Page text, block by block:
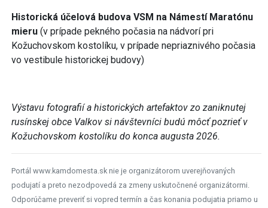
Historická účelová budova VSM na Námestí Maratónu
mieru (v prípade pekného počasia na nádvorí pri
Kožuchovskom kostolíku, v prípade nepriaznivého počasia
vo vestibule historickej budovy)
Výstavu fotografií a historických artefaktov zo zaniknutej
rusínskej obce Valkov si návštevníci budú môcť pozrieť v
Kožuchovskom kostolíku do konca augusta 2026.
Portál www.kamdomesta.sk nie je organizátorom uverejňovaných
podujatí a preto nezodpovedá za zmeny uskutočnené organizátormi.
Odporúčame preveriť si vopred termín a čas konania podujatia priamo u